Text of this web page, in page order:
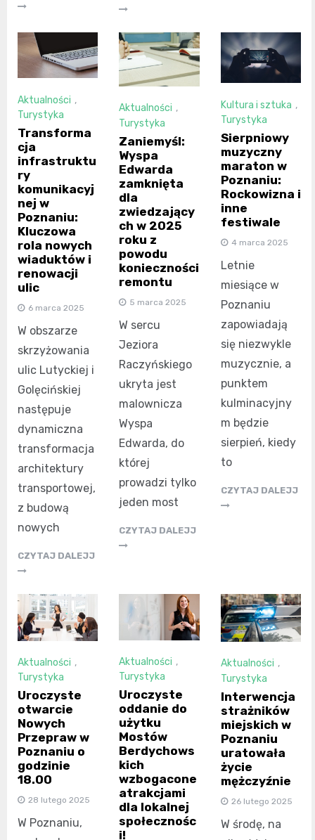
Aktualności ,
Turystyka
Transforma
cja
infrastruktu
ry
komunikacyj
nej w
Poznaniu:
Kluczowa
rola nowych
wiaduktów i
renowacji
ulic
6 marca 2025
W obszarze
skrzyżowania
ulic Lutyckiej i
Golęcińskiej
następuje
dynamiczna
transformacja
architektury
transportowej,
z budową
nowych
CZYTAJ DALEJJ
Aktualności ,
Turystyka
Zaniemyśl:
Wyspa
Edwarda
zamknięta
dla
zwiedzający
ch w 2025
roku z
powodu
konieczności
remontu
5 marca 2025
W sercu
Jeziora
Raczyńskiego
ukryta jest
malownicza
Wyspa
Edwarda, do
której
prowadzi tylko
jeden most
CZYTAJ DALEJJ
Kultura i sztuka ,
Turystyka
Sierpniowy
muzyczny
maraton w
Poznaniu:
Rockowizna i
inne
festiwale
4 marca 2025
Letnie
miesiące w
Poznaniu
zapowiadają
się niezwykle
muzycznie, a
punktem
kulminacyjny
m będzie
sierpień, kiedy
to
CZYTAJ DALEJJ
Aktualności ,
Turystyka
Uroczyste
otwarcie
Nowych
Przepraw w
Poznaniu o
godzinie
18.00
28 lutego 2025
W Poznaniu,
Aktualności ,
Turystyka
Uroczyste
oddanie do
użytku
Mostów
Berdychows
kich
wzbogacone
atrakcjami
dla lokalnej
społecznośc
i!
Aktualności ,
Turystyka
Interwencja
strażników
miejskich w
Poznaniu
uratowała
życie
mężczyźnie
26 lutego 2025
W środę, na